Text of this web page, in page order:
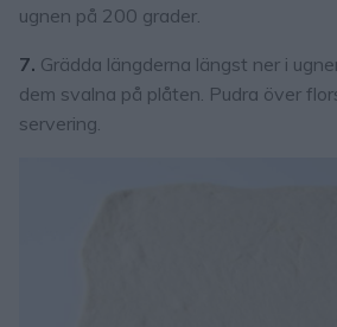
ugnen på 200 grader.
7. Grädda längderna längst ner i
dem svalna på plåten. Pudra över
servering.